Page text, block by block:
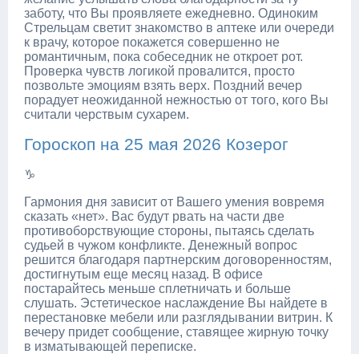
заботу, что Вы проявляете ежедневно. Одиноким
Стрельцам светит знакомство в аптеке или очереди
к врачу, которое покажется совершенно не
романтичным, пока собеседник не откроет рот.
Проверка чувств логикой провалится, просто
позвольте эмоциям взять верх. Поздний вечер
порадует неожиданной нежностью от того, кого Вы
считали черствым сухарем.
Гороскоп на 25 мая 2026 Козерог
♑
Гармония дня зависит от Вашего умения вовремя
сказать «нет». Вас будут рвать на части две
противоборствующие стороны, пытаясь сделать
судьей в чужом конфликте. Денежный вопрос
решится благодаря партнерским договоренностям,
достигнутым еще месяц назад. В офисе
постарайтесь меньше сплетничать и больше
слушать. Эстетическое наслаждение Вы найдете в
перестановке мебели или разглядывании витрин. К
вечеру придет сообщение, ставящее жирную точку
в изматывающей переписке.